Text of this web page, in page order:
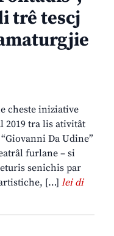
trê tescj
cheste iniziative
2019 tra lis ativitât
Da Udine”
furlane – si
senichis par
[…] lei di